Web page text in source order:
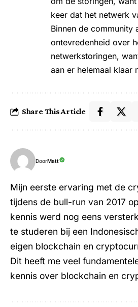
keer dat het netwerk
Binnen de community
ontevredenheid over
netwerkstoringen,
aan er helemaal klaar
Share This Article
DoorMatt
Mijn eerste ervaring met de
tijdens de bull-run van 2017
kennis werd nog eens
te studeren bij een
eigen blockchain en
Dit heeft me veel
kennis over blockchain en